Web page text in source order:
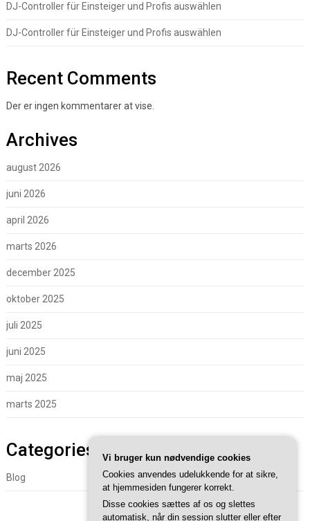
DJ-Controller für Einsteiger und Profis auswählen
DJ-Controller für Einsteiger und Profis auswählen
Recent Comments
Der er ingen kommentarer at vise.
Archives
august 2026
juni 2026
april 2026
marts 2026
december 2025
oktober 2025
juli 2025
juni 2025
maj 2025
marts 2025
Categories
Blog
Vi bruger kun nødvendige cookies
Cookies anvendes udelukkende for at sikre,
at hjemmesiden fungerer korrekt.
Disse cookies sættes af os og slettes
automatisk, når din session slutter eller efter